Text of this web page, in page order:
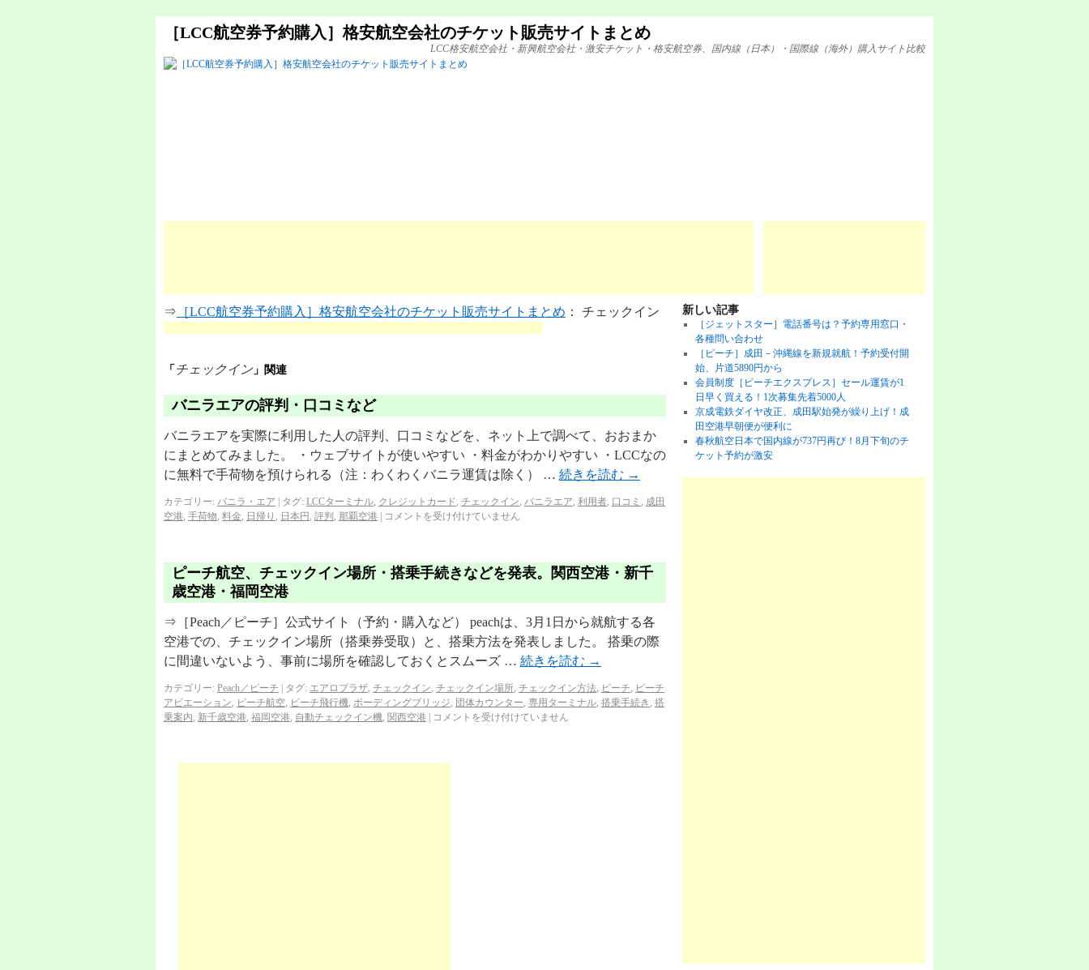
［LCC航空券予約購入］格安航空会社のチケット販売サイトまとめ
LCC格安航空会社・新興航空会社・激安チケット・格安航空券、国内線（日本）・国際線（海外）購入サイト比較
⇒ ［LCC航空券予約購入］格安航空会社のチケット販売サイトまとめ ： チェックイン
「 チェックイン」関連
バニラエアの評判・口コミなど
バニラエアを実際に利用した人の評判、口コミなどを、ネット上で調べて、おおまか
にまとめてみました。 ・ウェブサイトが使いやすい ・料金がわかりやすい ・LCCなの
に無料で手荷物を預けられる（注：わくわくバニラ運賃は除く） … 続きを読む →
カテゴリー: バニラ・エア タグ: LCCターミナル, クレジットカード, チェックイン, バニラエア, 利用者, 口コミ , 成田
空港, 手荷物, 料金, 日帰り , 日本円 , 評判 , 那覇空港 コメントを受け付けていません
ピーチ航空、チェックイン場所・搭乗手続きなどを発表。関西空港・新千
歳空港・福岡空港
⇒［Peach／ピーチ］公式サイト（予約・購入など） peachは、3月1日から就航する各
空港での、チェックイン場所（搭乗券受取）と、搭乗方法を発表しました。 搭乗の際
に間違いないよう、事前に場所を確認しておくとスムーズ … 続きを読む →
カテゴリー: Peach／ピーチ タグ: エアロプラザ, チェックイン, チェックイン場所, チェックイン方法, ピーチ, ピーチ
アビエーション, ピーチ航空, ピーチ飛行機, ボーディングブリッジ, 団体カウンター, 専用ターミナル, 搭乗手続き , 搭
乗案内, 新千歳空港, 福岡空港, 自動チェックイン機, 関西空港 コメントを受け付けていません
新しい記事
［ジェットスター］電話番号は？予約専用窓口・
各種問い合わせ
［ピーチ］成田－沖縄線を新規就航！予約受付開
始、片道5890円から
会員制度［ピーチエクスプレス］セール運賃が1
日早く買える！1次募集先着5000人
京成電鉄ダイヤ改正、成田駅始発が繰り上げ！成
田空港早朝便が便利に
春秋航空日本で国内線が737円再び！8月下旬のチ
ケット予約が激安